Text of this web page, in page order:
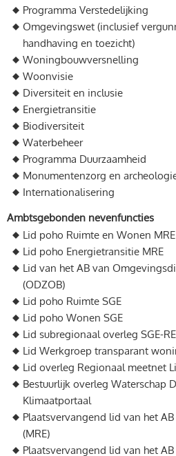
Programma Verstedelijking
Omgevingswet (inclusief
handhaving en toezicht)
Woningbouwversnelling
Woonvisie
Diversiteit en inclusie
Energietransitie
Biodiversiteit
Waterbeheer
Programma Duurzaamheid
Monumentenzorg en
Internationalisering
Ambtsgebonden nevenfuncties
Lid poho Ruimte en Wonen MRE
Lid poho Energietransitie MRE
Lid van het AB van
(ODZOB)
Lid poho Ruimte SGE
Lid poho Wonen SGE
Lid subregionaal overleg SGE-
Lid Werkgroep transparant
Lid overleg Regionaal meetnet
Bestuurlijk overleg Waterschap
Klimaatportaal
Plaatsvervangend lid van het
(MRE)
Plaatsvervangend lid van het